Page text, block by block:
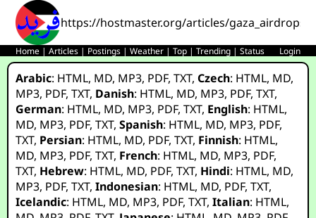
https://hostmaster.org/articles/
Home |Articles | Postings |Weather |Top |Trending |Status Login
Arabic: HTML, MD, MP3, PDF,TXT,Czech: HTML, MD,
MP3, PDF,TXT, Danish: HTML, MD, MP3, PDF,TXT,
German: HTML, MD, MP3, PDF,TXT, English: HTML,
MD, MP3, PDF,TXT,Spanish: HTML, MD, MP3, PDF,
TXT, Persian: HTML, MD, PDF,TXT, Finnish: HTML,
MD, MP3, PDF,TXT, French: HTML, MD, MP3, PDF,
TXT, Hebrew: HTML, MD, PDF,TXT, Hindi: HTML, MD,
MP3, PDF,TXT,Indonesian: HTML, MD, PDF,TXT,
Icelandic: HTML, MD, MP3, PDF,TXT,Italian: HTML,